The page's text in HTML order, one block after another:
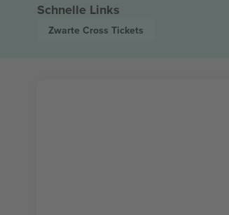
Schnelle Links
Zwarte Cross Tickets